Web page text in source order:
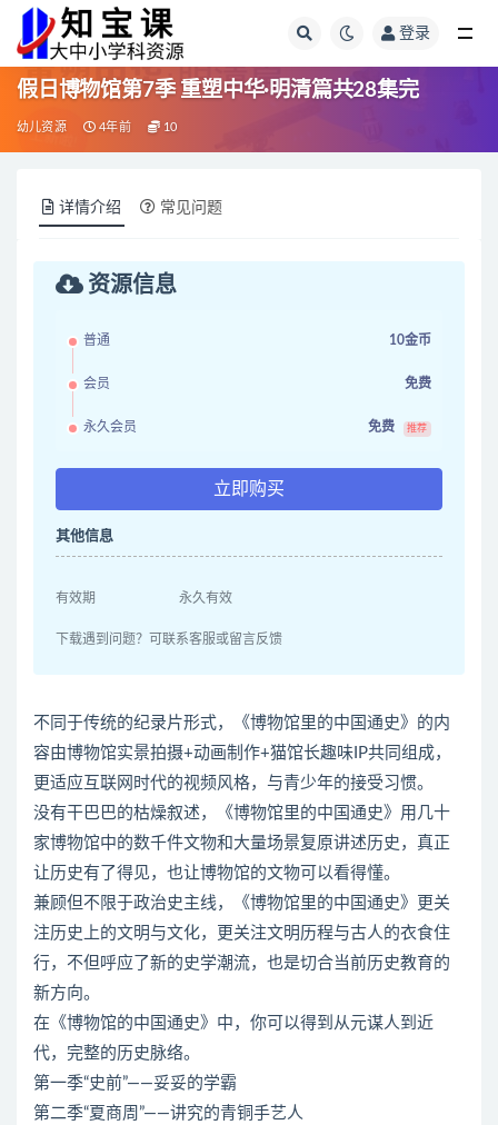
登录
假日博物馆第7季 重塑中华·明清篇共28集完
幼儿资源 4年前 10
详情介绍 常见问题
资源信息
普通 10金币
会员 免费
永久会员 免费 推荐
立即购买
其他信息
有效期 永久有效
下载遇到问题？可联系客服或留言反馈
不同于传统的纪录片形式，《博物馆里的中国通史》的内
容由博物馆实景拍摄+动画制作+猫馆长趣味IP共同组成，
更适应互联网时代的视频风格，与青少年的接受习惯。
没有干巴巴的枯燥叙述，《博物馆里的中国通史》用几十
家博物馆中的数千件文物和大量场景复原讲述历史，真正
让历史有了得见，也让博物馆的文物可以看得懂。
兼顾但不限于政治史主线，《博物馆里的中国通史》更关
注历史上的文明与文化，更关注文明历程与古人的衣食住
行，不但呼应了新的史学潮流，也是切合当前历史教育的
新方向。
在《博物馆的中国通史》中，你可以得到从元谋人到近
代，完整的历史脉络。
第一季“史前”——妥妥的学霸
第二季“夏商周”——讲究的青铜手艺人
全部